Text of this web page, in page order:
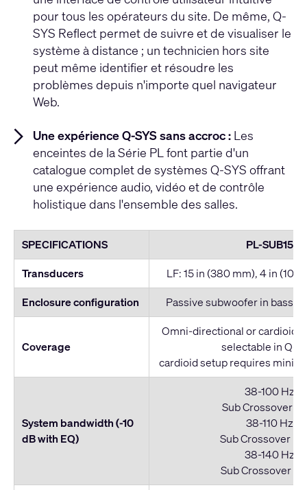
pour tous les opérateurs du site. De même, Q-
SYS Reflect permet de suivre et de visualiser le
système à distance ; un technicien hors site
peut même identifier et résoudre les
problèmes depuis n'importe quel navigateur
Web.
Une expérience Q-SYS sans accroc : Les
enceintes de la Série PL font partie d'un
catalogue complet de systèmes Q-SYS offrant
une expérience audio, vidéo et de contrôle
holistique dans l'ensemble des salles.
SPECIFICATIONS
PL-SUB15
Transducers
LF: 15 in (380 mm), 4 in (100
Enclosure configuration
Passive subwoofer in bass
Coverage
Omni-directional or cardioid
selectable in Q-
cardioid setup requires
System bandwidth (-10
dB with EQ)
38-100 Hz
Sub Crossover =
38-110 Hz
Sub Crossover =
38-140 Hz
Sub Crossover =